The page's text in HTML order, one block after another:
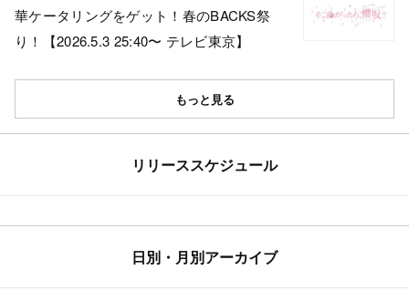
華ケータリングをゲット！春のBACKS祭
り！【2026.5.3 25:40〜 テレビ東京】
もっと見る
リリーススケジュール
日別・月別アーカイブ